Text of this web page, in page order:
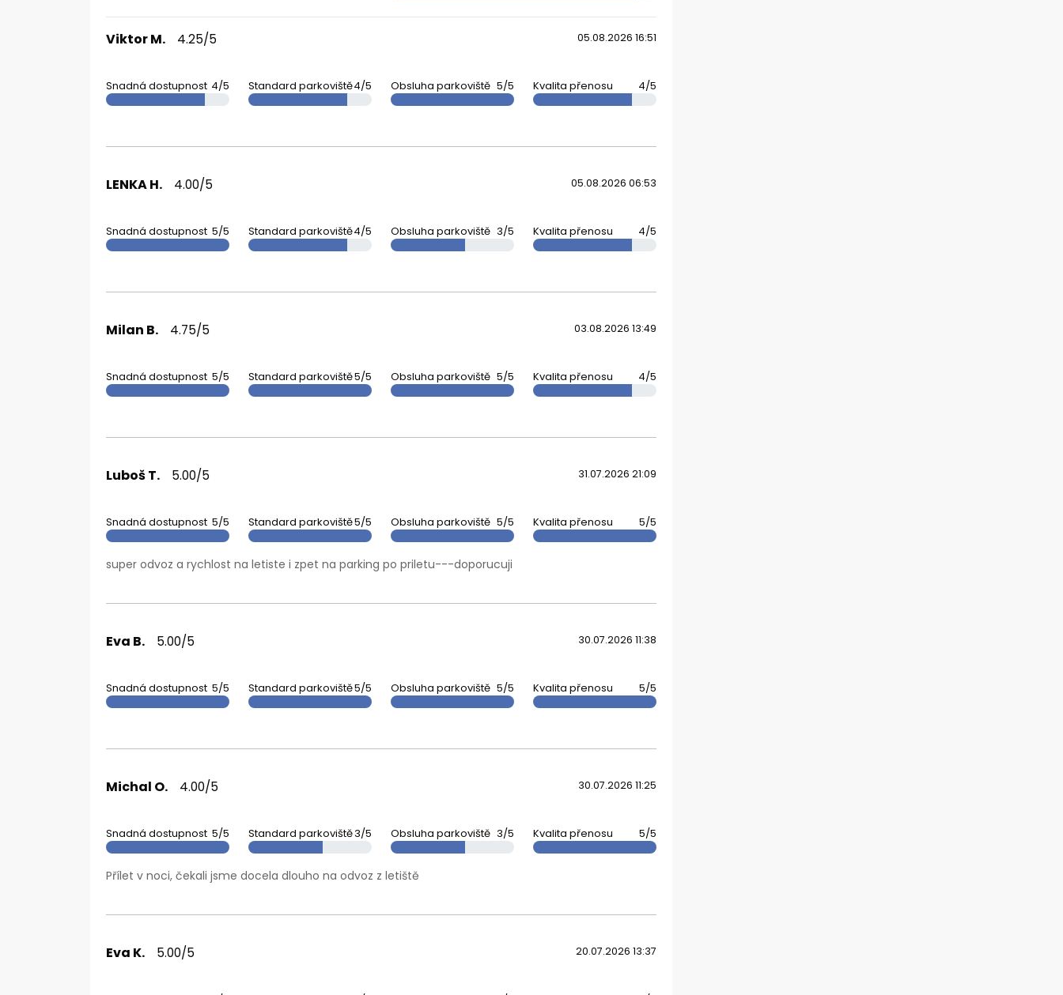
Viktor M. 4.25/5 05.08.2026 16:51
Snadná dostupnost 4/5 Standard parkoviště4/5 Obsluha parkoviště 5/5 Kvalita přenosu 4/5
LENKA H. 4.00/5 05.08.2026 06:53
Snadná dostupnost 5/5 Standard parkoviště4/5 Obsluha parkoviště 3/5 Kvalita přenosu 4/5
Milan B. 4.75/5 03.08.2026 13:49
Snadná dostupnost 5/5 Standard parkoviště5/5 Obsluha parkoviště 5/5 Kvalita přenosu 4/5
Luboš T. 5.00/5 31.07.2026 21:09
Snadná dostupnost 5/5 Standard parkoviště5/5 Obsluha parkoviště 5/5 Kvalita přenosu 5/5
super odvoz a rychlost na letiste i zpet na parking po priletu---doporucuji
Eva B. 5.00/5 30.07.2026 11:38
Snadná dostupnost 5/5 Standard parkoviště5/5 Obsluha parkoviště 5/5 Kvalita přenosu 5/5
Michal O. 4.00/5 30.07.2026 11:25
Snadná dostupnost 5/5 Standard parkoviště3/5 Obsluha parkoviště 3/5 Kvalita přenosu 5/5
Přílet v noci, čekali jsme docela dlouho na odvoz z letiště
Eva K. 5.00/5 20.07.2026 13:37